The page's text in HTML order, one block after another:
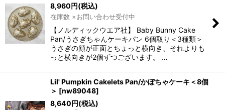
8,960円(税込)
在庫数 ×お問い合わせ受付中
【ノルディックウエア社】 Baby Bunny Cake
Pan/うさぎちゃんケーキパン 6個取り＜3種類＞
うさぎの顔が正面とちょっと横向き、それよりも
っと横向きが2個ずつございます。 …
Lil' Pumpkin Cakelets Pan/かぼちゃケーキ＜8個
＞ [nw89048]
8,640円(税込)